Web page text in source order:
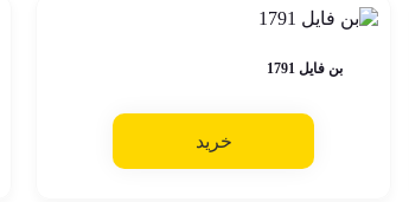
بن فایل 1791
خرید